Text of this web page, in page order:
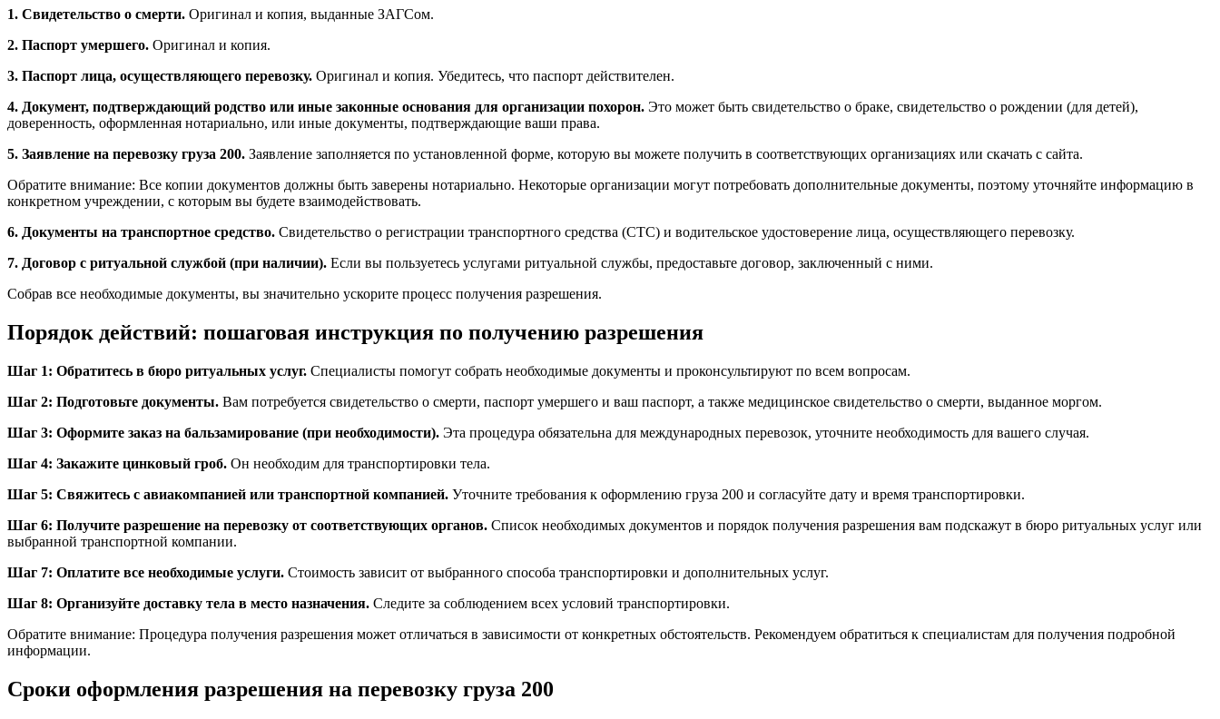
1. Свидетельство о смерти. Оригинал и копия, выданные ЗАГСом.
2. Паспорт умершего. Оригинал и копия.
3. Паспорт лица, осуществляющего перевозку. Оригинал и копия. Убедитесь, что паспорт действителен.
4. Документ, подтверждающий родство или иные законные основания для организации похорон. Это может быть свидетельство о браке, свидетельство о рождении (для детей),
доверенность, оформленная нотариально, или иные документы, подтверждающие ваши права.
5. Заявление на перевозку груза 200. Заявление заполняется по установленной форме, которую вы можете получить в соответствующих организациях или скачать с сайта.
Обратите внимание: Все копии документов должны быть заверены нотариально. Некоторые организации могут потребовать дополнительные документы, поэтому уточняйте информацию в
конкретном учреждении, с которым вы будете взаимодействовать.
6. Документы на транспортное средство. Свидетельство о регистрации транспортного средства (СТС) и водительское удостоверение лица, осуществляющего перевозку.
7. Договор с ритуальной службой (при наличии). Если вы пользуетесь услугами ритуальной службы, предоставьте договор, заключенный с ними.
Собрав все необходимые документы, вы значительно ускорите процесс получения разрешения.
Порядок действий: пошаговая инструкция по получению разрешения
Шаг 1: Обратитесь в бюро ритуальных услуг. Специалисты помогут собрать необходимые документы и проконсультируют по всем вопросам.
Шаг 2: Подготовьте документы. Вам потребуется свидетельство о смерти, паспорт умершего и ваш паспорт, а также медицинское свидетельство о смерти, выданное моргом.
Шаг 3: Оформите заказ на бальзамирование (при необходимости). Эта процедура обязательна для международных перевозок, уточните необходимость для вашего случая.
Шаг 4: Закажите цинковый гроб. Он необходим для транспортировки тела.
Шаг 5: Свяжитесь с авиакомпанией или транспортной компанией. Уточните требования к оформлению груза 200 и согласуйте дату и время транспортировки.
Шаг 6: Получите разрешение на перевозку от соответствующих органов. Список необходимых документов и порядок получения разрешения вам подскажут в бюро ритуальных услуг или
выбранной транспортной компании.
Шаг 7: Оплатите все необходимые услуги. Стоимость зависит от выбранного способа транспортировки и дополнительных услуг.
Шаг 8: Организуйте доставку тела в место назначения. Следите за соблюдением всех условий транспортировки.
Обратите внимание: Процедура получения разрешения может отличаться в зависимости от конкретных обстоятельств. Рекомендуем обратиться к специалистам для получения подробной
информации.
Сроки оформления разрешения на перевозку груза 200